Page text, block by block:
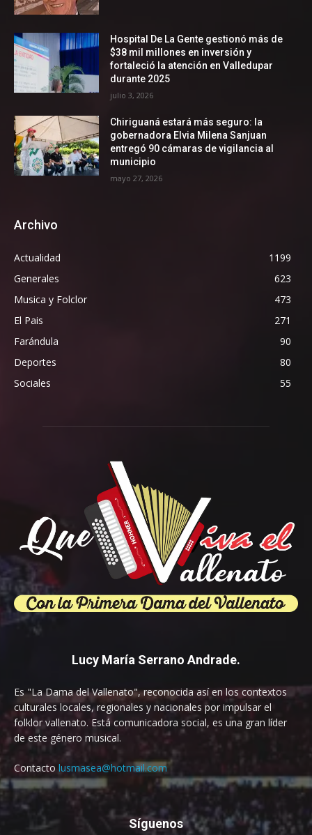
Hospital De La Gente gestionó más de
$38 mil millones en inversión y
fortaleció la atención en Valledupar
durante 2025
julio 3, 2026
Chiriguaná estará más seguro: la
gobernadora Elvia Milena Sanjuan
entregó 90 cámaras de vigilancia al
municipio
mayo 27, 2026
Archivo
Actualidad
1199
Generales
623
Musica y Folclor
473
El Pais
271
Farándula
90
Deportes
80
Sociales
55
Lucy María Serrano Andrade.
Es "La Dama del Vallenato", reconocida así en los contextos
culturales locales, regionales y nacionales por impulsar el
folklor vallenato. Está comunicadora social, es una gran líder
de este género musical.
Contacto lusmasea@hotmail.com
Síguenos